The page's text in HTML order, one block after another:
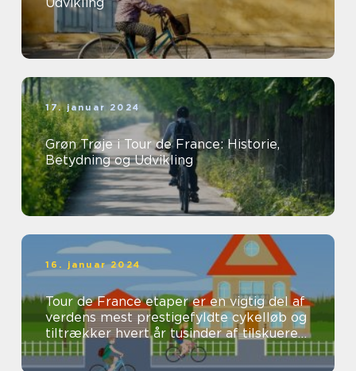
17. januar 2024
Grøn Trøje i Tour de France: Historie,
Betydning og Udvikling
16. januar 2024
Tour de France etaper er en vigtig del af
verdens mest prestigefyldte cykelløb og
tiltrækker hvert år tusinder af tilskuere
og seere fra hele verden...